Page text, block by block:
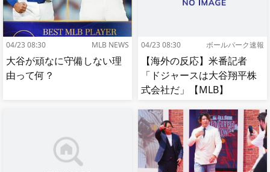
04/23 08:30 MLB NEWS
大谷が頑なに守備しない理
由って何？
04/23 08:30 ボールパーク速報
【海外の反応】米番記者
「ドジャースは大谷翔平株
式会社だ」【MLB】